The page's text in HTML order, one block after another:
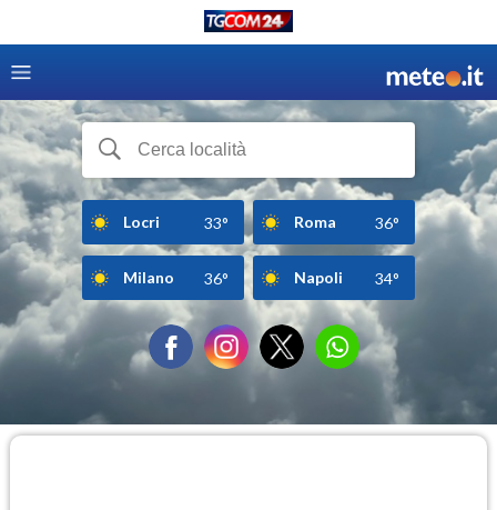
Locri 33° Roma 36°
Milano 36° Napoli 34°